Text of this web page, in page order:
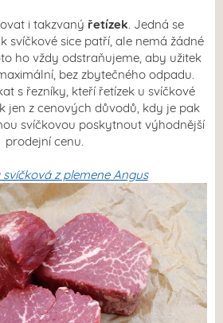
i takzvaný řetízek. Jedná se
svíčkové sice patří, ale nemá žádné
ho vždy odstraňujeme, aby užitek
bez zbytečného odpadu.
s řezníky, kteří řetízek u svíčkové
jen z cenových důvodů, kdy je pak
svíčkovou poskytnout výhodnější
prodejní cenu.
z plemene Angus